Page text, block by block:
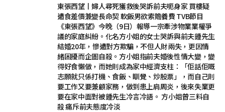
東張西望丨婦人尋死獲救後哭訴前夫呃身家 買樓疑
遭食差價兼變長命契 軟飯男欲索贍養費 TVB節目
《東張西望》今晚（9日）報導一宗牽涉物業業權爭
議的家庭糾紛。化名方小姐的女士哭訴與前夫鍾先生
結婚20年，慘遭對方欺騙，不但人財兩失，更因情
緒困擾而企圖自殺。方小姐指前夫婚後性情大變，變
得好食懶做，而她則成為家中經濟支柱：「佢話佢嘅
志願就只係打機、食飯、瞓覺、炒股票」，而自己則
要工作又要兼顧家務，做到患上肩周炎，後來失業更
要在家中面對被鍾先生冷言冷語。 方小姐曾三料自
殺 痛斥前夫態度冷淡